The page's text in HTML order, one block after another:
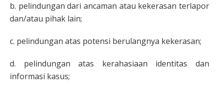
b. pelindungan dari ancaman atau kekerasan terlapor
dan/atau pihak lain;
c. pelindungan atas potensi berulangnya kekerasan;
d. pelindungan atas kerahasiaan identitas dan
informasi kasus;